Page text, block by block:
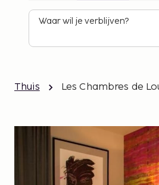
Waar wil je verblijven?
Thuis Les Chambres de